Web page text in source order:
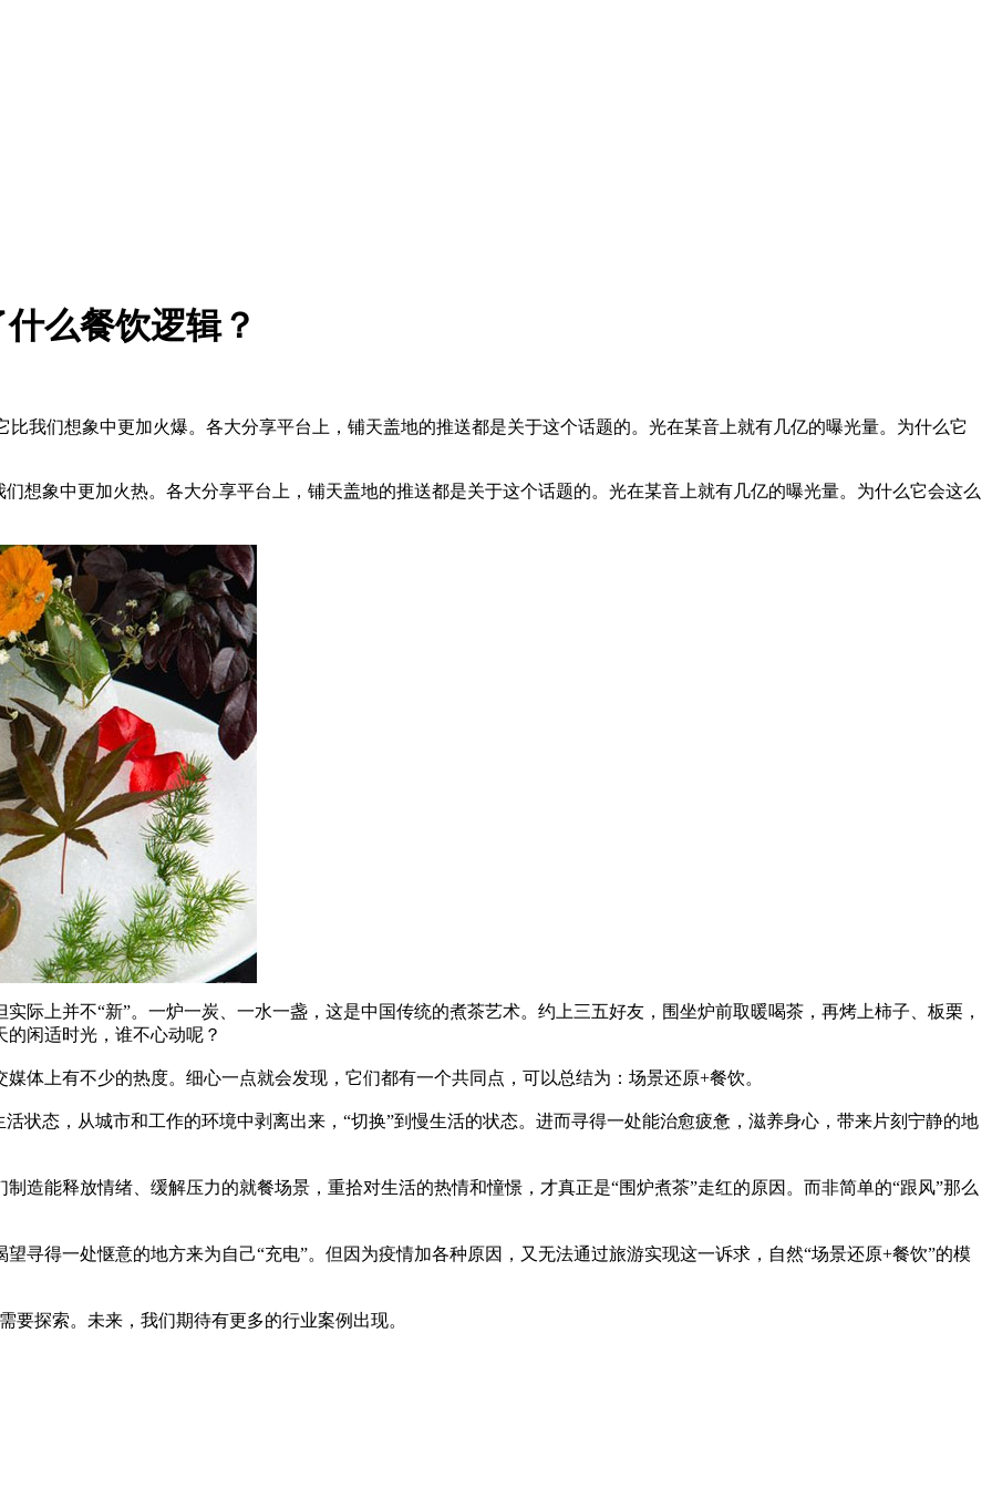
么餐饮逻辑？
我们想象中更加火爆。各大分享平台上，铺天盖地的推送都是关于这个话题的。光在某音上就有几亿的曝光量。为什么它
想象中更加火热。各大分享平台上，铺天盖地的推送都是关于这个话题的。光在某音上就有几亿的曝光量。为什么它会这么
际上并不“新”。一炉一炭、一水一盏，这是中国传统的煮茶艺术。约上三五好友，围坐炉前取暖喝茶，再烤上柿子、板栗，
闲适时光，谁不心动呢？
上有不少的热度。细心一点就会发现，它们都有一个共同点，可以总结为：场景还原+餐饮。
态，从城市和工作的环境中剥离出来，“切换”到慢生活的状态。进而寻得一处能治愈疲惫，滋养身心，带来片刻宁静的地
能释放情绪、缓解压力的就餐场景，重拾对生活的热情和憧憬，才真正是“围炉煮茶”走红的原因。而非简单的“跟风”那么
得一处惬意的地方来为自己“充电”。但因为疫情加各种原因，又无法通过旅游实现这一诉求，自然“场景还原+餐饮”的模
探索。未来，我们期待有更多的行业案例出现。